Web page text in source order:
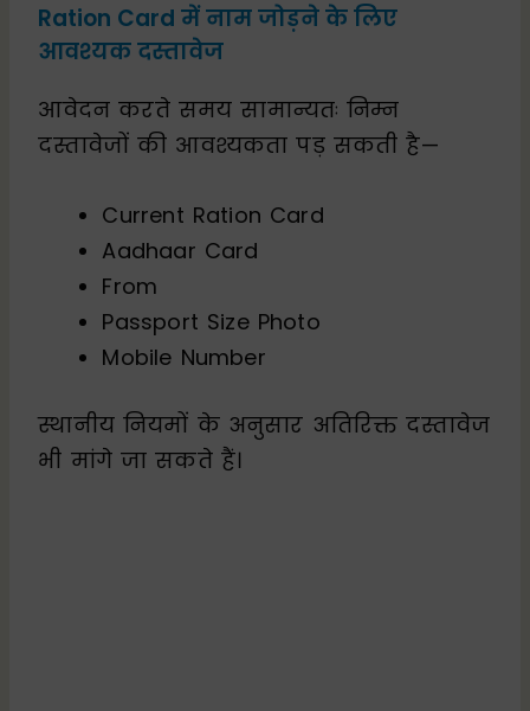
Ration Card में नाम जोड़ने के लिए
आवश्यक दस्तावेज
आवेदन करते समय सामान्यतः निम्न
दस्तावेजों की आवश्यकता पड़ सकती है—
Current Ration Card
Aadhaar Card
From
Passport Size Photo
Mobile Number
स्थानीय नियमों के अनुसार अतिरिक्त दस्तावेज
भी मांगे जा सकते हैं।